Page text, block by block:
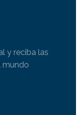
y reciba las
mundo